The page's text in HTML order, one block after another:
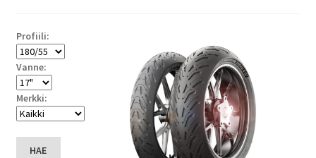
Profiili:
Vanne:
Merkki:
HAE